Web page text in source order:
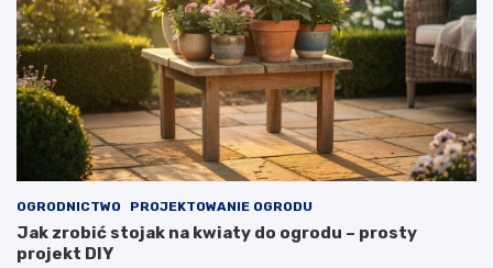
OGRODNICTWO PROJEKTOWANIE OGRODU
Jak zrobić stojak na kwiaty do ogrodu – prosty
projekt DIY